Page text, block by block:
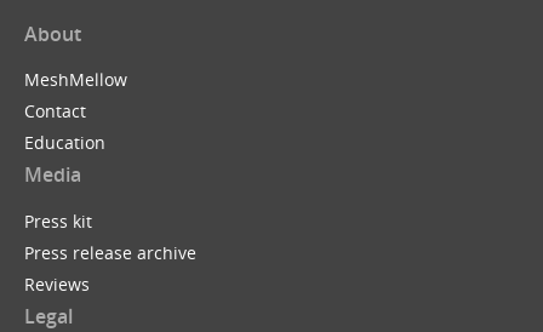
About
MeshMellow
Contact
Education
Media
Press kit
Press release archive
Reviews
Legal